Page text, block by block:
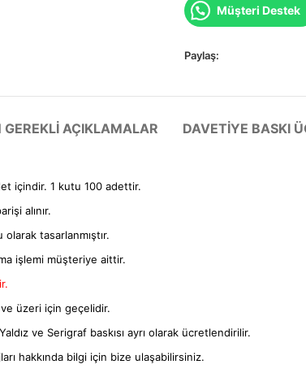
Müşteri Destek
Paylaş:
GEREKLI AÇIKLAMALAR DAVETIYE BASKI
içindir. 1 kutu 100 adettir.
alınır.
tasarlanmıştır.
işlemi müşteriye aittir.
üzeri için geçelidir.
ve Serigraf baskısı ayrı olarak ücretlendirilir.
hakkında bilgi için bize ulaşabilirsiniz.